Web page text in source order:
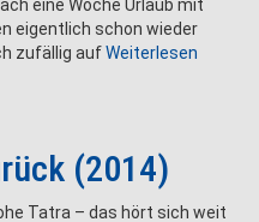
eine Woche Urlaub mit
eigentlich schon wieder
zufällig aufWeiterlesen
(2014)
Tatra – das hört sich weit